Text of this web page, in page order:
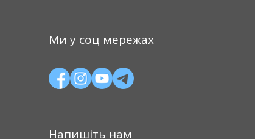
Ми у соц мережах
Напишіть нам